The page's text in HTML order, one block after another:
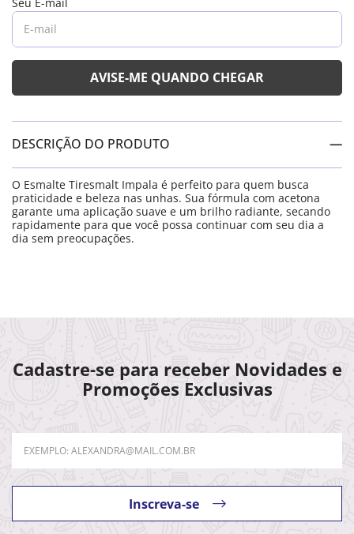
DESCRIÇÃO DO PRODUTO
O Esmalte Tiresmalt Impala é perfeito para quem busca
praticidade e beleza nas unhas. Sua fórmula com acetona
garante uma aplicação suave e um brilho radiante, secando
rapidamente para que você possa continuar com seu dia a
dia sem preocupações.
Cadastre-se para receber Novidades e
Promoções Exclusivas
Inscreva-se